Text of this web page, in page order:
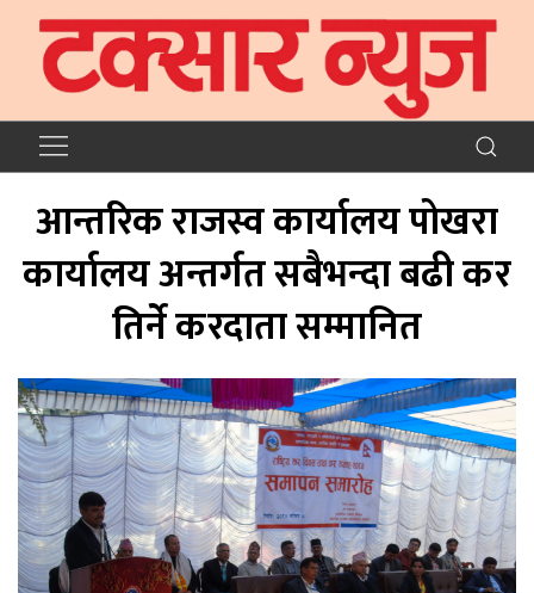
आन्तरिक राजस्व कार्यालय पोखरा
कार्यालय अन्तर्गत सबैभन्दा बढी कर
तिर्ने करदाता सम्मानित